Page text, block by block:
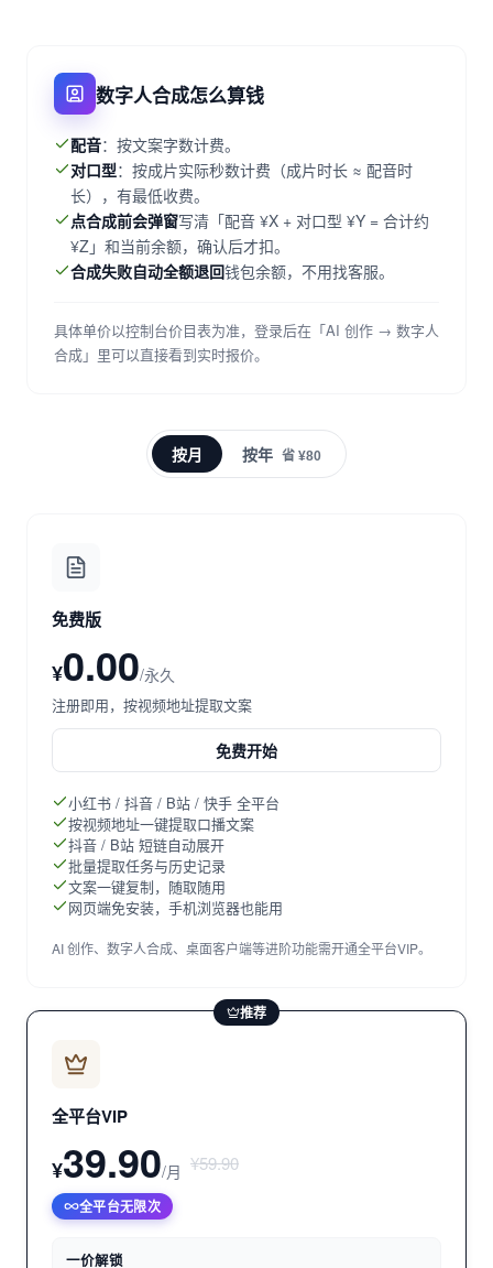
数字人合成怎么算钱
配音：按文案字数计费。
对口型：按成片实际秒数计费（成片时长 ≈ 配音时
长），有最低收费。
点合成前会弹窗写清「配音 ¥X + 对口型 ¥Y = 合计约
¥Z」和当前余额，确认后才扣。
合成失败自动全额退回钱包余额，不用找客服。
具体单价以控制台价目表为准，登录后在「AI 创作 → 数字人
合成」里可以直接看到实时报价。
按月 按年 省 ¥80
免费版
¥0.00/永久
注册即用，按视频地址提取文案
免费开始
小红书 / 抖音 / B站 / 快手 全平台
按视频地址一键提取口播文案
抖音 / B站 短链自动展开
批量提取任务与历史记录
文案一键复制，随取随用
网页端免安装，手机浏览器也能用
AI 创作、数字人合成、桌面客户端等进阶功能需开通全平台VIP。
推荐
全平台VIP
¥39.90/月 ¥59.90
全平台无限次
一价解锁